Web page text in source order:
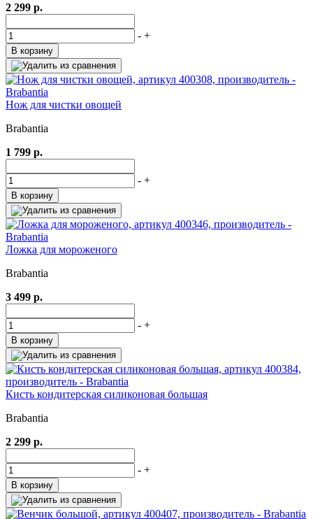
2 299 р.
- +
В корзину
Нож для чистки овощей
Brabantia
1 799 р.
- +
В корзину
Ложка для мороженого
Brabantia
3 499 р.
- +
В корзину
Кисть кондитерская силиконовая большая
Brabantia
2 299 р.
- +
В корзину